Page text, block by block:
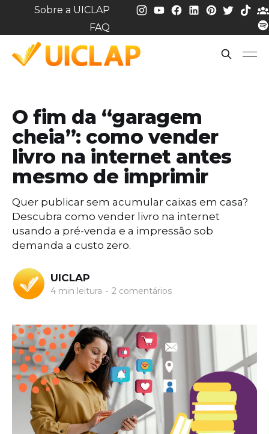
Sobre a UICLAP
FAQ
O fim da “garagem
cheia”: como vender
livro na internet antes
mesmo de imprimir
Quer publicar sem acumular caixas em casa?
Descubra como vender livro na internet
usando a pré-venda e a impressão sob
demanda a custo zero.
UICLAP
4 min leitura • 2 comentários